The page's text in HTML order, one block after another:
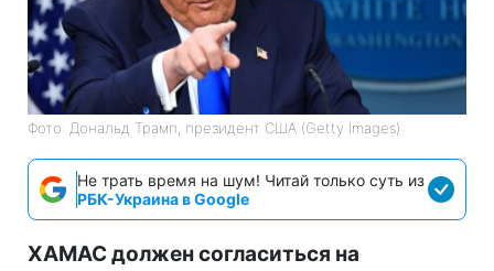
Фото: Дональд Трамп, президент США (Getty Images)
Не трать время на шум! Читай только суть из
РБК-Украина в Google
ХАМАС должен согласиться на